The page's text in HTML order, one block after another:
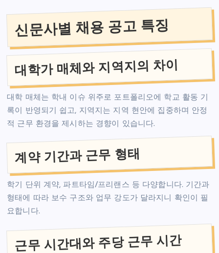
신문사별 채용 공고 특징
대학가 매체와 지역지의 차이
대학 매체는 학내 이슈 위주로 포트폴리오에 학교 활동 기
록이 반영되기 쉽고, 지역지는 지역 현안에 집중하며 안정
적 근무 환경을 제시하는 경향이 있습니다.
계약 기간과 근무 형태
학기 단위 계약, 파트타임/프리랜스 등 다양합니다. 기간과
형태에 따라 보수 구조와 업무 강도가 달라지니 확인이 필
요합니다.
근무 시간대와 주당 근무 시간